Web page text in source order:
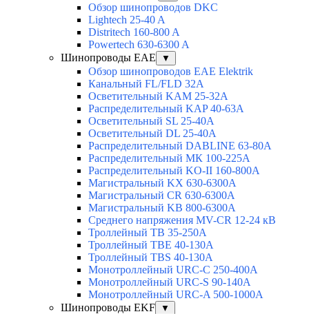
Обзор шинопроводов DKC
Lightech 25-40 A
Distritech 160-800 A
Powertech 630-6300 A
Шинопроводы EAE
▼
Обзор шинопроводов EAE Elektrik
Канальный FL/FLD 32A
Осветительный KAM 25-32А
Распределительный KAP 40-63A
Осветительный SL 25-40А
Осветительный DL 25-40А
Распределительный DABLINE 63-80A
Распределительный МК 100-225А
Распределительный KO-II 160-800А
Магистральный KX 630-6300А
Магистральный CR 630-6300А
Магистральный KB 800-6300А
Среднего напряжения MV-CR 12-24 кВ
Троллейный TB 35-250A
Троллейный TBE 40-130A
Троллейный TBS 40-130A
Монотроллейный URC-C 250-400A
Монотроллейный URC-S 90-140A
Монотроллейный URC-A 500-1000A
Шинопроводы EKF
▼